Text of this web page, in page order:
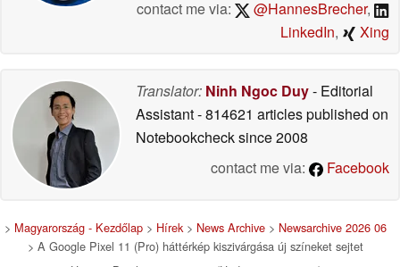
contact me via:
@HannesBrecher,
LinkedIn, Xing
Translator: Ninh Ngoc Duy- Editorial
Assistant- 814621 articles published on
Notebookchecksince 2008
contact me via:
Facebook
> Magyarország - Kezdőlap > Hírek> News Archive > Newsarchive 2026 06
> A Google Pixel 11 (Pro) háttérkép kiszivárgása új színeket sejtet